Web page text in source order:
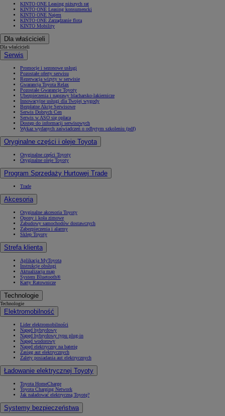
KINTO ONE Leasing niższych rat
KINTO ONE Leasing konsumencki
KINTO ONE Najem
KINTO ONE Zarządzanie flotą
KINTO Mobility
Dla właścicieli
Dla właścicieli
Serwis
Promocje i sezonowe usługi
Pozostałe oferty serwisu
Rezerwacja wizyty w serwisie
Gwarancja Toyota Relax
Pozostałe Gwarancje Toyoty
Ubezpieczenia i naprawy blacharsko-lakiernicze
Innowacyjne usługi dla Twojej wygody
Bezpłatne Akcje Serwisowe
Serwis Dobrych Cen
Serwis w ASO się opłaca
Dostęp do informacji serwisowych
Wykaz wydanych zaświadczeń o odbytym szkoleniu (pdf)
Oryginalne części i oleje Toyota
Oryginalne części Toyoty
Oryginalne oleje Toyoty
Program Sprzedaży Hurtowej Trade
Trade
Akcesoria
Oryginalne akcesoria Toyoty
Opony i koła zimowe
Zabudowy samochodów dostawczych
Zabezpieczenia i alarmy
Sklep Toyoty
Strefa klienta
Aplikacja MyToyota
Instrukcje obsługi
Aktualizacja map
System Bluetooth®
Karty Ratownicze
Technologie
Technologie
Elektromobilność
Lider elektromobilności
Napęd hybrydowy
Napęd hybrydowy typu plug-in
Napęd wodorowy
Napęd elektryczny na baterię
Zasięg aut elektrycznych
Zalety posiadania aut elektrycznych
Ładowanie elektrycznej Toyoty
Toyota HomeCharge
Toyota Charging Network
Jak naładować elektryczną Toyotę?
Systemy bezpieczeństwa